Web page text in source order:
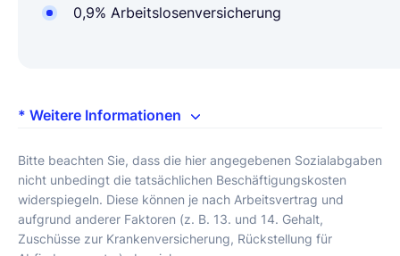
0,9% Arbeitslosenversicherung
* Weitere Informationen
Bitte beachten Sie, dass die hier angegebenen Sozialabgaben
nicht unbedingt die tatsächlichen Beschäftigungskosten
widerspiegeln. Diese können je nach Arbeitsvertrag und
aufgrund anderer Faktoren (z. B. 13. und 14. Gehalt,
Zuschüsse zur Krankenversicherung, Rückstellung für